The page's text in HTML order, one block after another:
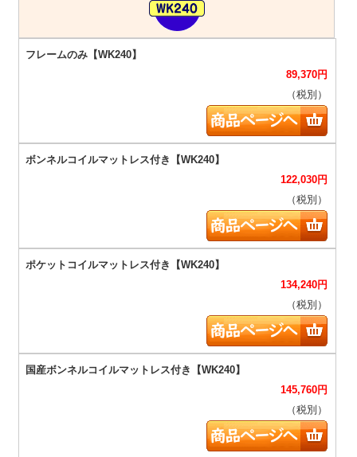
89,370円
（税別）
122,030円
（税別）
134,240円
（税別）
145,760円
（税別）